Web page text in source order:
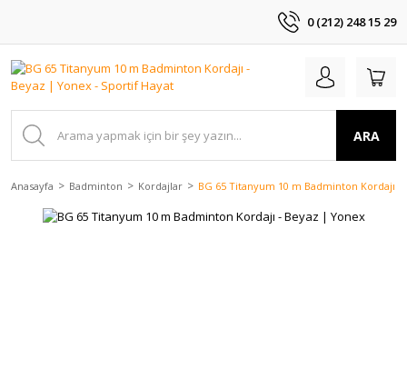
0 (212) 248 15 29
ARA
Anasayfa Badminton Kordajlar BG 65 Titanyum 10 m Badminton Kordajı